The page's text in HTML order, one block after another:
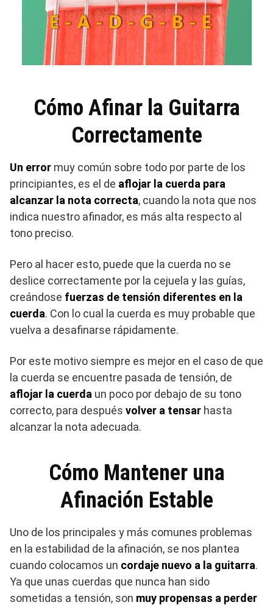
Cómo Afinar la Guitarra
Correctamente
Un error muy común sobre todo por parte de los
principiantes, es el de aflojar la cuerda para
alcanzar la nota correcta, cuando la nota que nos
indica nuestro afinador, es más alta respecto al
tono preciso.
Pero al hacer esto, puede que la cuerda no se
deslice correctamente por la cejuela y las guías,
creándose fuerzas de tensión diferentes en la
cuerda. Con lo cual la cuerda es muy probable que
vuelva a desafinarse rápidamente.
Por este motivo siempre es mejor en el caso de que
la cuerda se encuentre pasada de tensión, de
aflojar la cuerda un poco por debajo de su tono
correcto, para después volver a tensar hasta
alcanzar la nota adecuada.
Cómo Mantener una
Afinación Estable
Uno de los principales y más comunes problemas
en la estabilidad de la afinación, se nos plantea
cuando colocamos un cordaje nuevo a la guitarra.
Ya que unas cuerdas que nunca han sido
sometidas a tensión, son muy propensas a perder